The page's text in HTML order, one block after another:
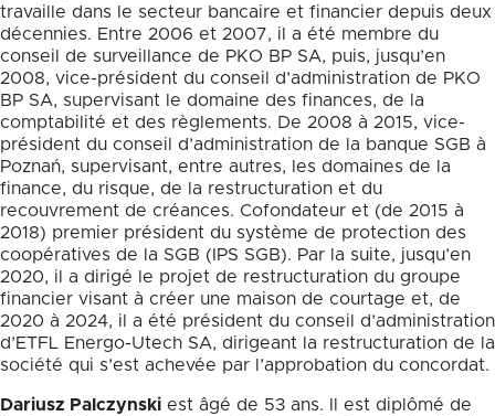
travaille dans le secteur bancaire et financier depuis deux
décennies. Entre 2006 et 2007, il a été membre du
conseil de surveillance de PKO BP SA, puis, jusqu’en
2008, vice-président du conseil d’administration de PKO
BP SA, supervisant le domaine des finances, de la
comptabilité et des règlements. De 2008 à 2015, vice-
président du conseil d’administration de la banque SGB à
Poznań, supervisant, entre autres, les domaines de la
finance, du risque, de la restructuration et du
recouvrement de créances. Cofondateur et (de 2015 à
2018) premier président du système de protection des
coopératives de la SGB (IPS SGB). Par la suite, jusqu’en
2020, il a dirigé le projet de restructuration du groupe
financier visant à créer une maison de courtage et, de
2020 à 2024, il a été président du conseil d’administration
d’ETFL Energo-Utech SA, dirigeant la restructuration de la
société qui s’est achevée par l’approbation du concordat.
Dariusz Palczynski est âgé de 53 ans. Il est diplômé de